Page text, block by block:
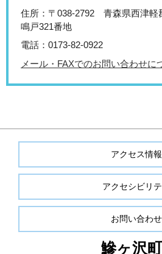
住所：〒038-2792 青森県西津軽
鳴戸321番地
電話：0173-82-0922
メール・FAXでのお問い合わせに
アクセス情報
アクセシビリ
お問い合わせ
鰺ヶ沢